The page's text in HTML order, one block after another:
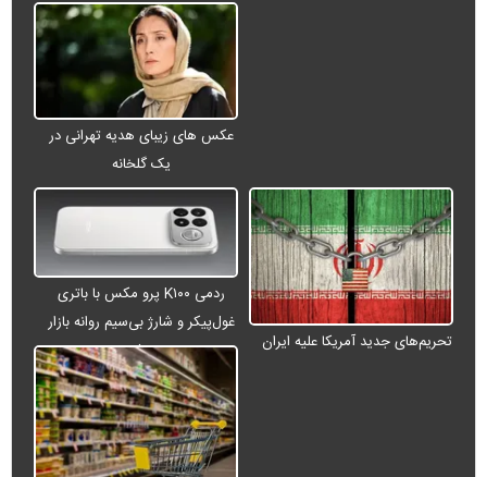
عکس های زیبای هدیه تهرانی در
یک گلخانه
تحریم‌های جدید آمریکا علیه ایران
ردمی K۱۰۰ پرو مکس با باتری
غول‌پیکر و شارژ بی‌سیم روانه بازار
می‌شود